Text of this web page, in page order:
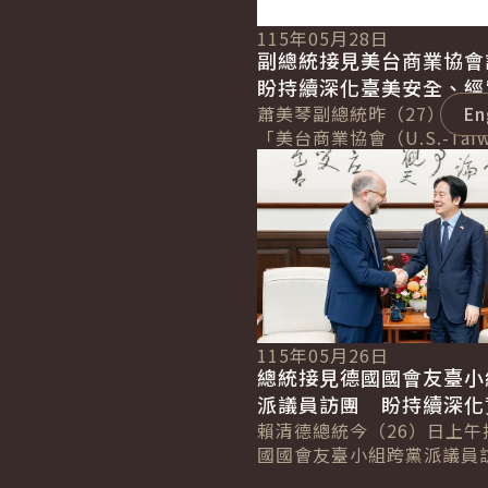
115年05月28日
副總統接見美台商業協
盼持續深化臺美安全、
技合作
蕭美琴副總統昨（27）日
「美台商業協會（U.S.-
Business Council,
及航太產業訪問...
詳細內容
115年05月26日
總統接見德國國會友臺
派議員訪團 盼持續深化
國防與社會韌性合作
賴清德總統今（26）日上
國國會友臺小組跨黨派議員